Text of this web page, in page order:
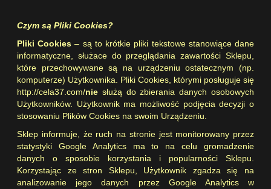
Czym są Pliki Cookies?
Pliki Cookies – są to krótkie pliki tekstowe stanowiące dane
informatyczne, służace do przeglądania zawartości Sklepu,
które przechowywane są na urządzeniu ostatecznym (np.
komputerze) Użytkownika. Pliki Cookies, którymi posługuje się
http://cela37.com/nie służą do zbierania danych osobowych
Użytkowników. Użytkownik ma możliwość podjęcia decyzji o
stosowaniu Plików Cookies na swoim Urządzeniu.
Sklep informuje, że ruch na stronie jest monitorowany przez
statystyki Google Analytics ma to na celu gromadzenie
danych o sposobie korzystania i popularności Sklepu.
Korzystając ze stron Sklepu, Użytkownik zgadza się na
analizowanie jego danych przez Google Analytics w